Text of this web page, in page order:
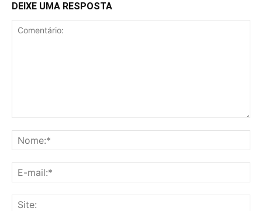
DEIXE UMA RESPOSTA